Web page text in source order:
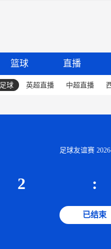
篮球 直播
足球 英超直播 中超直播
足球友谊赛
2 :
已结束